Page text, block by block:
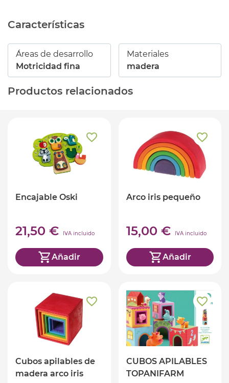
Características
Áreas de desarrollo
Motricidad fina
Materiales
madera
Productos relacionados
Encajable Oski
21,50 € IVA incluido
Añadir
Arco iris pequeño
15,00 € IVA incluido
Añadir
Cubos apilables de
madera arco iris
CUBOS APILABLES
TOPANIFARM